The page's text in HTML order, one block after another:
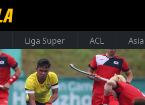
Liga Super ACL